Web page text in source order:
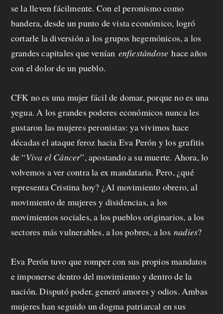
se la lleven fácilmente. Con el peronismo como
bandera, desde un punto de vista económico, logró
cortarle la diversión a los grupos hegemónicos, a los
grandes capitales que venían enfiestándosehace años
con el dolor de un pueblo.
CFK no es una mujer fácil de domar, porque no es una
yegua. A los grandes poderes económicos nunca les
gustaron las mujeres peronistas: ya vivimos hace
décadas el ataque feroz hacia Eva Perón y los grafitis
de “Viva el Cáncer”, apostando a su muerte. Ahora, lo
volvemos a ver contra la ex mandataria. Pero, ¿qué
representa Cristina hoy? ¿Al movimiento obrero, al
movimiento de mujeres y disidencias, a los
movimientos sociales, a los pueblos originarios, a los
sectores más vulnerables, a los pobres, a losnadies?
Eva Perón tuvo que romper con sus propios mandatos
e imponerse dentro del movimiento y dentro de la
nación. Disputó poder, generó amores y odios. Ambas
mujeres han seguido un dogma patriarcal en sus